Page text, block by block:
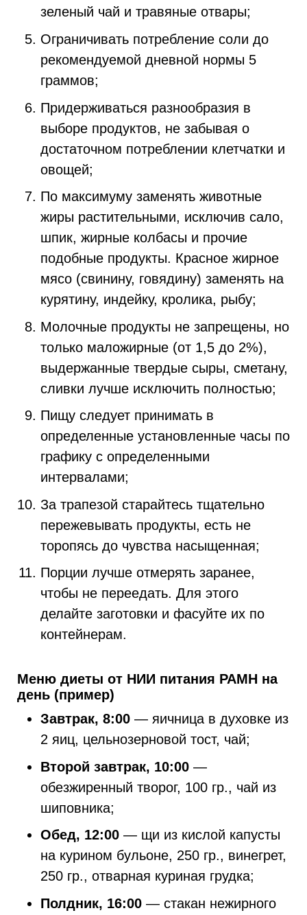
зеленый чай и травяные отвары;
Ограничивать потребление соли до
рекомендуемой дневной нормы 5
граммов;
Придерживаться разнообразия в
выборе продуктов, не забывая о
достаточном потреблении клетчатки и
овощей;
По максимуму заменять животные
жиры растительными, исключив сало,
шпик, жирные колбасы и прочие
подобные продукты. Красное жирное
мясо (свинину, говядину) заменять на
курятину, индейку, кролика, рыбу;
Молочные продукты не запрещены, но
только маложирные (от 1,5 до 2%),
выдержанные твердые сыры, сметану,
сливки лучше исключить полностью;
Пищу следует принимать в
определенные установленные часы по
графику с определенными
интервалами;
За трапезой старайтесь тщательно
пережевывать продукты, есть не
торопясь до чувства насыщенная;
Порции лучше отмерять заранее,
чтобы не переедать. Для этого
делайте заготовки и фасуйте их по
контейнерам.
Меню диеты от НИИ питания РАМН на
день (пример)
Завтрак, 8:00 — яичница в духовке из
2 яиц, цельнозерновой тост, чай;
Второй завтрак, 10:00 —
обезжиренный творог, 100 гр., чай из
шиповника;
Обед, 12:00 — щи из кислой капусты
на курином бульоне, 250 гр., винегрет,
250 гр., отварная куриная грудка;
Полдник, 16:00 — стакан нежирного